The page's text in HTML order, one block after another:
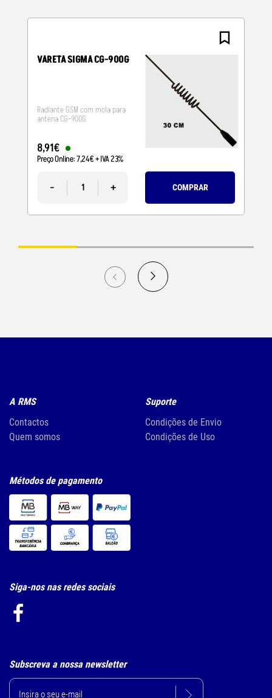
VARETA SIGMA CG-900G
Radiante GSM com mola para
antena CG-900G
8,91€
Preço Online:7,24€+ IVA 23%
- + COMPRAR
A RMS
Contactos
Quem somos
Suporte
Condições de Envio
Condições de Uso
Métodos de pagamento
Siga-nos nas redes sociais
Subscreva a nossa newsletter